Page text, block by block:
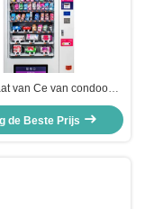
van Ce van condoom
gekoelde Automaten
120W
de Beste Prijs